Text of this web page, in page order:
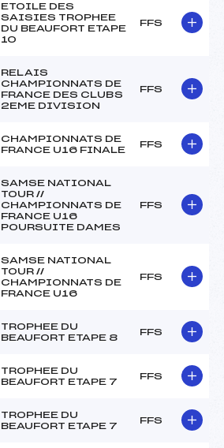
ETOILE DES
SAISIES TROPHEE
DU BEAUFORT ETAPE
10
FFS
RELAIS
CHAMPIONNATS DE
FRANCE DES CLUBS
2EME DIVISION
FFS
CHAMPIONNATS DE
FRANCE U16 FINALE
FFS
SAMSE NATIONAL
TOUR //
CHAMPIONNATS DE
FRANCE U16
POURSUITE DAMES
FFS
SAMSE NATIONAL
TOUR //
CHAMPIONNATS DE
FRANCE U16
FFS
TROPHEE DU
BEAUFORT ETAPE 8
FFS
TROPHEE DU
BEAUFORT ETAPE 7
FFS
TROPHEE DU
BEAUFORT ETAPE 7
FFS